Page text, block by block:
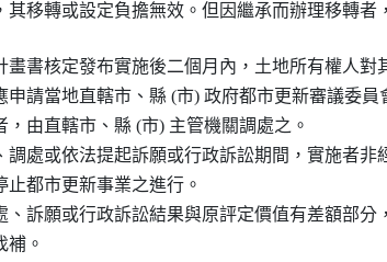
其移轉或設定負擔無效。但因繼承而辦理移轉者
畫書核定發布實施後二個月內，土地所有權人對
申請當地直轄市、縣 (市) 政府都市更新審議委員
，由直轄市、縣 (市) 主管機關調處之。
調處或依法提起訴願或行政訴訟期間，實施者非
止都市更新事業之進行。
、訴願或行政訴訟結果與原評定價值有差額部分
補。